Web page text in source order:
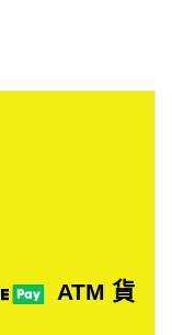
ATM 貨